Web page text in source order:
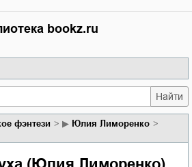
bookz.ru
Найти
фэнтези ▶ Юлия Лиморенко